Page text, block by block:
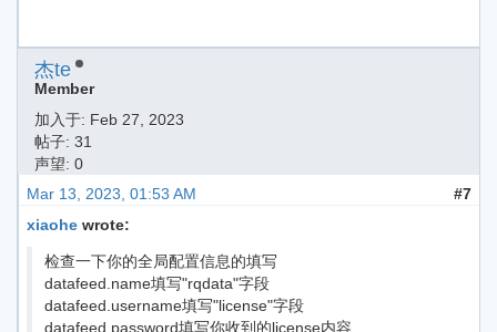
杰te
Member
加入于: Feb 27, 2023
帖子: 31
声望: 0
Mar 13, 2023, 01:53 AM
#7
xiaohe wrote:
检查一下你的全局配置信息的填写
datafeed.name填写"rqdata"字段
datafeed.username填写"license"字段
datafeed.password填写你收到的license内容